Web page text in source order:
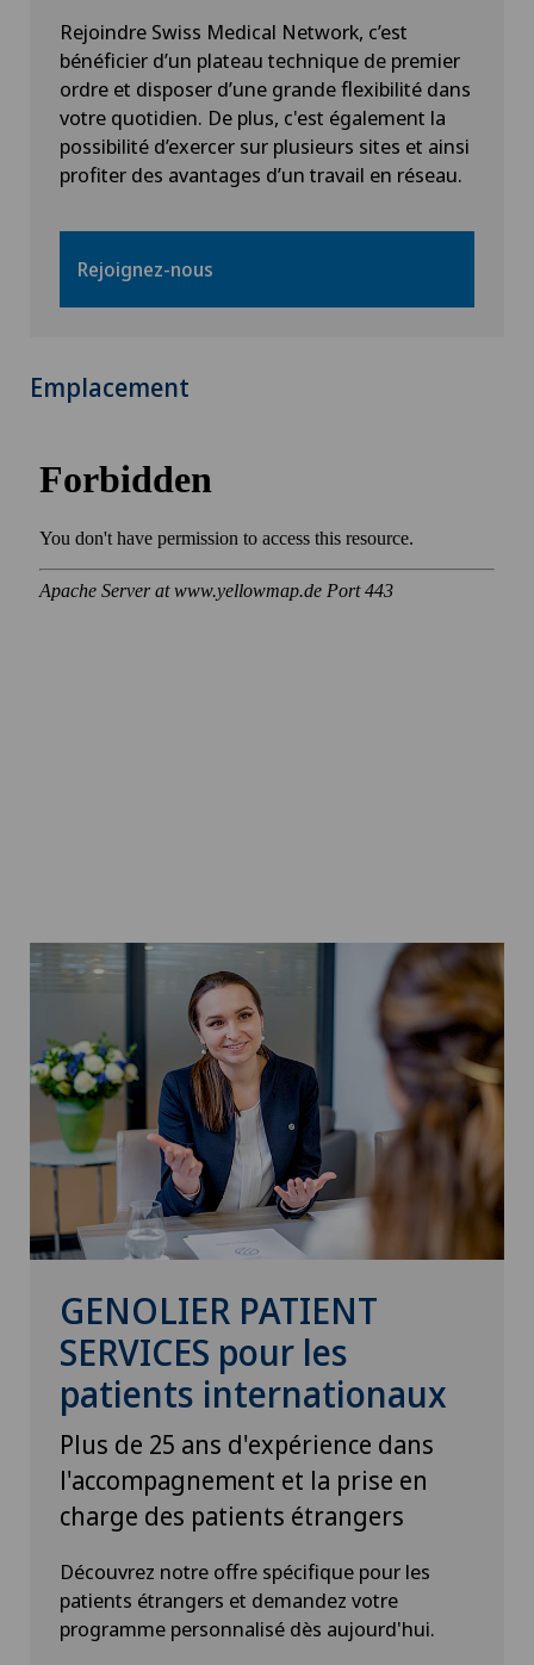
Rejoindre Swiss Medical Network, c’est
bénéficier d’un plateau technique de premier
ordre et disposer d’une grande flexibilité dans
votre quotidien. De plus, c'est également la
possibilité d’exercer sur plusieurs sites et ainsi
profiter des avantages d’un travail en réseau.
Rejoignez-nous
Emplacement
GENOLIER PATIENT
SERVICES pour les
patients internationaux
Plus de 25 ans d'expérience dans
l'accompagnement et la prise en
charge des patients étrangers
Découvrez notre offre spécifique pour les
patients étrangers et demandez votre
programme personnalisé dès aujourd'hui.